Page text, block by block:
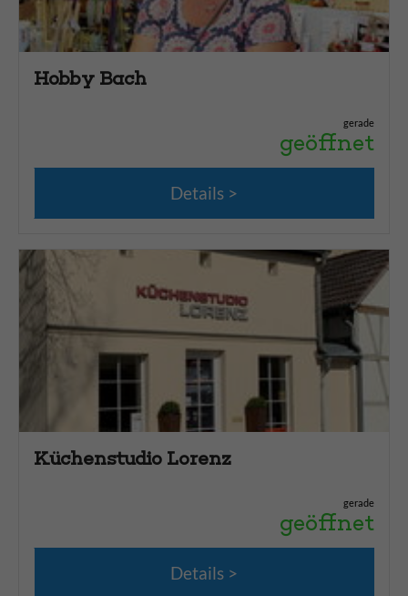
Hobby Bach
gerade
geöffnet
Details
Küchenstudio Lorenz
gerade
geöffnet
Details